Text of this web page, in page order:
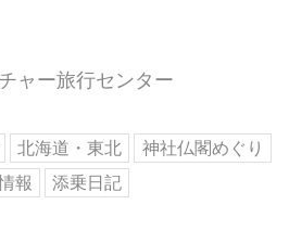
？普段は拝観できない秘仏や今
ャー旅行センター
北海道・東北
神社仏閣めぐり
報
添乗日記